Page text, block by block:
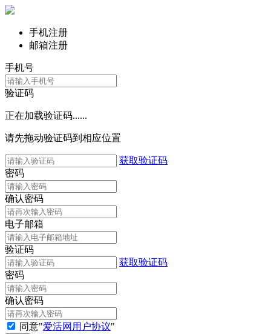
手机注册
邮箱注册
手机号
验证码
正在加载验证码......
请先拖动验证码到相应位置
获取验证码
密码
确认密码
电子邮箱
验证码
获取验证码
密码
确认密码
同意"爱活网用户协议"